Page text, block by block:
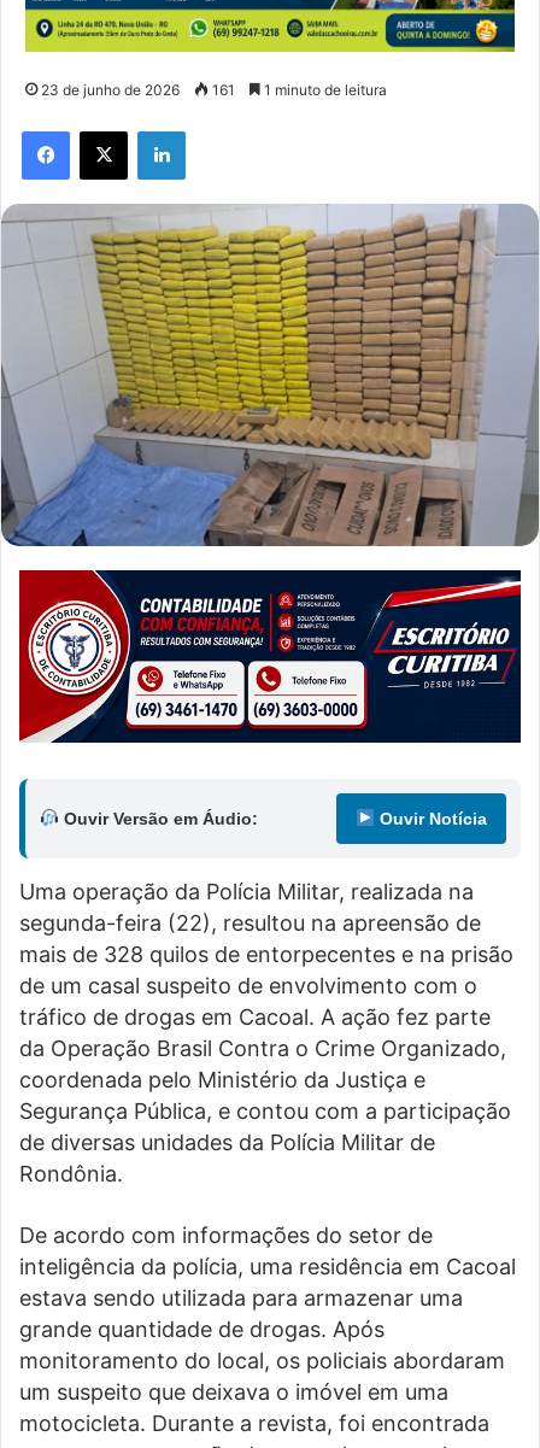
23 de junho de 2026 161 1 minuto de leitura
Facebook
X Linkedin
Ouvir Versão em Áudio: Ouvir Notícia
Uma operação da Polícia Militar, realizada na
segunda-feira (22), resultou na apreensão de
mais de 328 quilos de entorpecentes e na prisão
de um casal suspeito de envolvimento com o
tráfico de drogas em Cacoal. A ação fez parte
da Operação Brasil Contra o Crime Organizado,
coordenada pelo Ministério da Justiça e
Segurança Pública, e contou com a participação
de diversas unidades da Polícia Militar de
Rondônia.
De acordo com informações do setor de
inteligência da polícia, uma residência em Cacoal
estava sendo utilizada para armazenar uma
grande quantidade de drogas. Após
monitoramento do local, os policiais abordaram
um suspeito que deixava o imóvel em uma
motocicleta. Durante a revista, foi encontrada